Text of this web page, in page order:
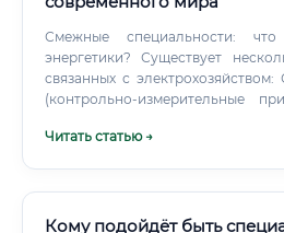
агрохолдинги будут
зарплатами и бонусами. График
📅 График работы
предприятия:
Смежные специальности:
энергетики? Существует
связанных с электрохозяйством: Специалист по КИПиА
(контрольно-измерительные
исполнительными
Читать статью →
Кому подойдёт быть